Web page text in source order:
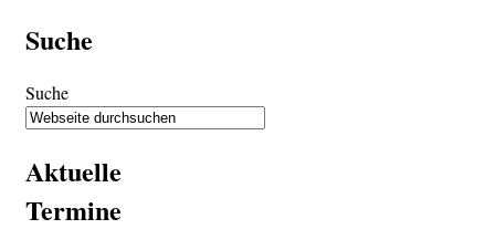
Suche
Suche
Aktuelle
Termine